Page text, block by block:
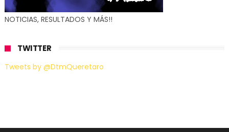
NOTICIAS, RESULTADOS Y MÁS!!
TWITTER
Tweets by @DtmQueretaro